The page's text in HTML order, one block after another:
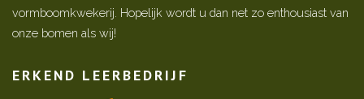
vormboomkwekerij. Hopelijk wordt u dan net zo enthousiast van
onze bomen als wij!
ERKEND LEERBEDRIJF